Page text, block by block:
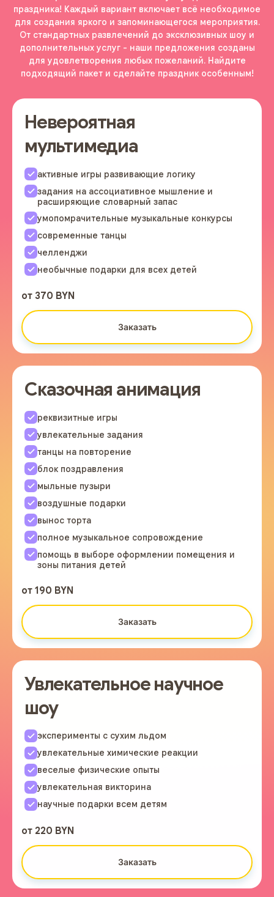
праздника! Каждый вариант включает всё необходимое
для создания яркого и запоминающегося мероприятия.
От стандартных развлечений до эксклюзивных шоу и
дополнительных услуг - наши предложения созданы
для удовлетворения любых пожеланий. Найдите
подходящий пакет и сделайте праздник особенным!
Невероятная
мультимедиа
активные игры развивающие логику
задания на ассоциативное мышление и
расширяющие словарный запас
умопомрачительные музыкальные конкурсы
современные танцы
челленджи
необычные подарки для всех детей
от 370 BYN
Заказать
Сказочная анимация
реквизитные игры
увлекательные задания
танцы на повторение
блок поздравления
мыльные пузыри
воздушные подарки
вынос торта
полное музыкальное сопровождение
помощь в выборе оформлении помещения и
зоны питания детей
от 190 BYN
Заказать
Увлекательное научное
шоу
эксперименты с сухим льдом
увлекательные химические реакции
веселые физические опыты
увлекательная викторина
научные подарки всем детям
от 220 BYN
Заказать